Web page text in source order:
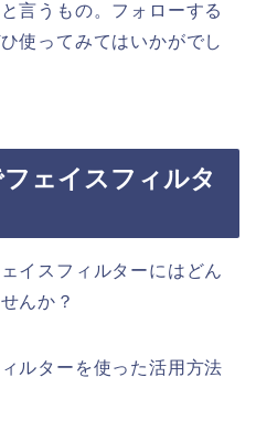
と言うもの。フォローする
使ってみてはいかがでし
ェイスフィルタ
イスフィルターにはどん
んか？
ルターを使った活用方法